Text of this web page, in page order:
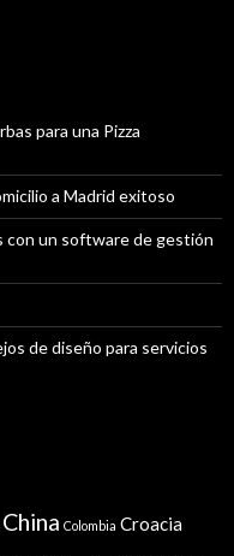
para una Pizza
a Madrid exitoso
con un software de gestión
de diseño para servicios
China Colombia Croacia